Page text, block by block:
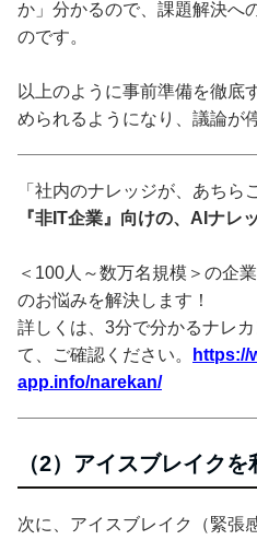
か」分かるので、課題解決へ
のです。
以上のように事前準備を徹底
められるようになり、議論が
「社内のナレッジが、あちら
『非IT企業』向けの、AIナレ
＜100人～数万名規模＞の企
のお悩みを解決します！
詳しくは、3分で分かるナレ
て、ご確認ください。
https://
app.info/narekan/
（2）アイスブレイクを
次に、アイスブレイク（緊張